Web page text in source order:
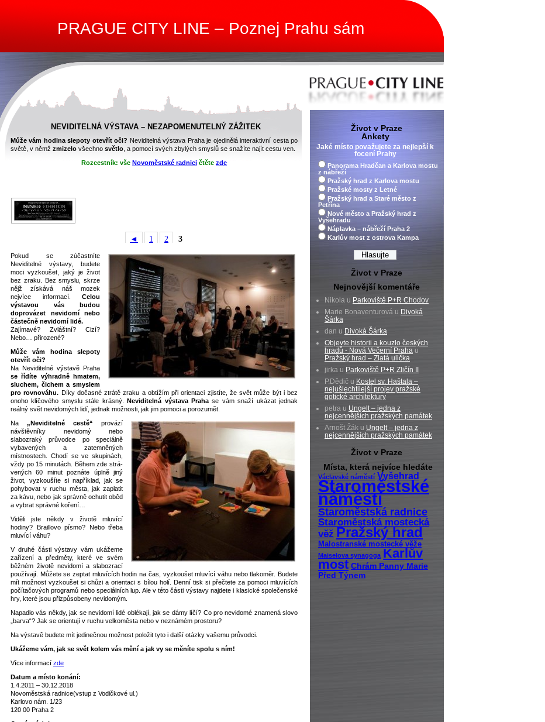
PRAGUE CITY LINE – Poznej Prahu sám
NEVIDITELNÁ VÝSTAVA – NEZAPOMENUTELNÝ ZÁŽITEK
Může vám hodina slepoty otevřít oči? Neviditelná výstava Praha je ojedinělá interaktivní cesta po
světě, v němž zmizelo všechno světlo , a pomocí svých zbylých smyslů se snažíte najít cestu ven.
Rozcestník: vše Novoměstské radnici čtěte zde
◄ 1 2 3
Pokud se zúčastníte
Neviditelné výstavy, budete
moci vyzkoušet, jaký je život
bez zraku. Bez smyslu, skrze
nějž získává náš mozek
nejvíce informací. Celou
výstavou vás budou
doprovázet nevidomí nebo
částečně nevidomí lidé.
Zajímavé? Zvláštní? Cizí?
Nebo… přirozené?
Může vám hodina slepoty
otevřít oči?
Na Neviditelné výstavě Praha
se řídíte výhradně hmatem,
sluchem, čichem a smyslem
pro rovnováhu. Díky dočasné ztrátě zraku a obtížím při orientaci zjistíte, že svět může být i bez
onoho klíčového smyslu stále krásný.Neviditelná výstava Prahase vám snaží ukázat jednak
reálný svět nevidomých lidí, jednak možnosti, jak jim pomoci a porozumět.
Na „Neviditelné cestě“ provází
návštěvníky nevidomý nebo
slabozraký prů­vodce po speciálně
vybavených a zatemněných
místnostech. Chodí se ve skupinách,
vždy po 15 minutách. Během zde strá­
vených 60 minut poznáte úplně jiný
život, vyzkoušíte si například, jak se
po­hybovat v ruchu města, jak zaplatit
za kávu, nebo jak správně ochutit oběd
a vybrat správné koření…
Viděli jste někdy v životě mluvící
hodiny? Braillovo písmo? Nebo třeba
mluvící váhu?
V druhé části výstavy vám ukážeme
zařízení a předměty, které ve svém
běžném životě nevidomí a slabozrací
používají. Mů­žete se zeptat mluvících hodin na čas, vyzkoušet mluvící váhu nebo tlakoměr. Budete
mít možnost vyzkoušet si chůzi a ori­entaci s bílou holí. Denní tisk si přečtete za pomoci mluvících
počítačových programů nebo speciálních lup. Ale v této části výstavy najdete i klasické společenské
hry, které jsou přizpů­sobeny nevidomým.
Napadlo vás někdy, jak se nevidomí lidé oblékají, jak se dámy líčí? Co pro nevidomé znamená slovo
„barva“? Jak se orientují v ruchu velkoměsta nebo v neznámém prosto­ru?
Na výstavě budete mít jedinečnou možnost položit tyto i další otázky vašemu průvodci.
Ukážeme vám, jak se svět kolem vás mění a jak vy se měníte spolu s ním!
Více informací zde
Datum a místo konání:
1.4.2011 – 30.12.2018
Novoměstská radnice(vstup z Vodičkové ul.)
Karlovo nám. 1/23
120 00 Praha 2
Život v Praze
Ankety
Jaké místo považujete za nejlepší k
focení Prahy
Panorama Hradčan a Karlova mostu
z nábřeží
Pražský hrad z Karlova mostu
Pražské mosty z Letné
Pražský hrad a Staré město z
Petřína
Nové město a Pražský hrad z
Vyšehradu
Náplavka – nábřeží Praha 2
Karlův most z ostrova Kampa
Život v Praze
Nejnovější komentáře
Nikola u Parkoviště P+R Chodov
Marie Bonaventurová u Divoká
Šárka
dan u Divoká Šárka
Objevte historii a kouzlo českých
hradů - Nová Večerní Praha u
Pražský hrad – Zlatá ulička
jirka u Parkoviště P+R Zličín II
P.Dědič u Kostel sv. Haštala –
nejušlechtilejší projev pražské
gotické architektury
petra u Ungelt – jedna z
nejcennějších pražských památek
Arnošt Žák u Ungelt – jedna z
nejcennějších pražských památek
Život v Praze
Místa, která nejvíce hledáte
Václavské náměstí Vyšehrad
Staroměstské
náměstí
Staroměstská radnice
Staroměstská mostecká
věž Pražský hrad
Malostranské mostecké věže
Maiselova synagoga Karlův
most Chrám Panny Marie
Před Týnem